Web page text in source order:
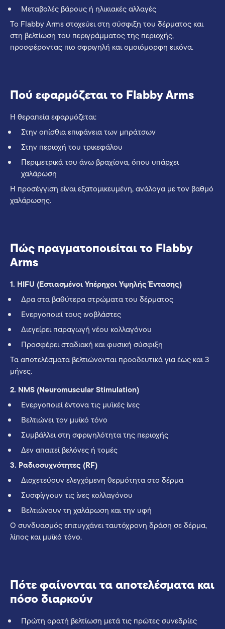
Μεταβολές βάρους ή ηλικιακές αλλαγές
Το Flabby Arms στοχεύει στη σύσφιξη του δέρματος και
στη βελτίωση του περιγράμματος της περιοχής,
προσφέροντας πιο σφριγηλή και ομοιόμορφη εικόνα.
Πού εφαρμόζεται το Flabby Arms
Η θεραπεία εφαρμόζεται:
Στην οπίσθια επιφάνεια των μπράτσων
Στην περιοχή του τρικεφάλου
Περιμετρικά του άνω βραχίονα, όπου υπάρχει
χαλάρωση
Η προσέγγιση είναι εξατομικευμένη, ανάλογα με τον βαθμό
χαλάρωσης.
Πώς πραγματοποιείται το Flabby
Arms
1. HIFU (Εστιασμένοι Υπέρηχοι Υψηλής Έντασης)
Δρα στα βαθύτερα στρώματα του δέρματος
Ενεργοποιεί τους ινοβλάστες
Διεγείρει παραγωγή νέου κολλαγόνου
Προσφέρει σταδιακή και φυσική σύσφιξη
Τα αποτελέσματα βελτιώνονται προοδευτικά για έως και 3
μήνες.
2. NMS (Neuromuscular Stimulation)
Ενεργοποιεί έντονα τις μυϊκές ίνες
Βελτιώνει τον μυϊκό τόνο
Συμβάλλει στη σφριγηλότητα της περιοχής
Δεν απαιτεί βελόνες ή τομές
3. Ραδιοσυχνότητες (RF)
Διοχετεύουν ελεγχόμενη θερμότητα στο δέρμα
Συσφίγγουν τις ίνες κολλαγόνου
Βελτιώνουν τη χαλάρωση και την υφή
Ο συνδυασμός επιτυγχάνει ταυτόχρονη δράση σε δέρμα,
λίπος και μυϊκό τόνο.
Πότε φαίνονται τα αποτελέσματα και
πόσο διαρκούν
Πρώτη ορατή βελτίωση μετά τις πρώτες συνεδρίες